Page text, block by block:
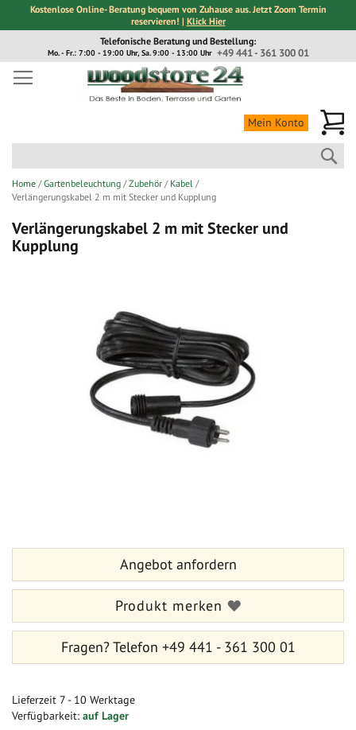
Kostenlose Online- Beratung bequem von Zuhause aus. Jetzt Zoom Termin
reservieren! | Klick Hier
Inhalt
Telefonische Beratung und Bestellung:
+49 441 - 361 300 01
Mo. - Fr.: 7:00 - 19:00 Uhr, Sa. 9:00 - 13:00 Uhr
Mein Konto
Home Gartenbeleuchtung Zubehör
Kabel
Verlängerungskabel 2 m mit Stecker und Kupplung
Verlängerungskabel 2 m mit Stecker und
Kupplung
Lieferzeit 7 - 10 Werktage
Verfügbarkeit: auf Lager
Bildergalerie
Angebot anfordern
Produkt merken
Fragen?Telefon +49 441 - 361 300 01